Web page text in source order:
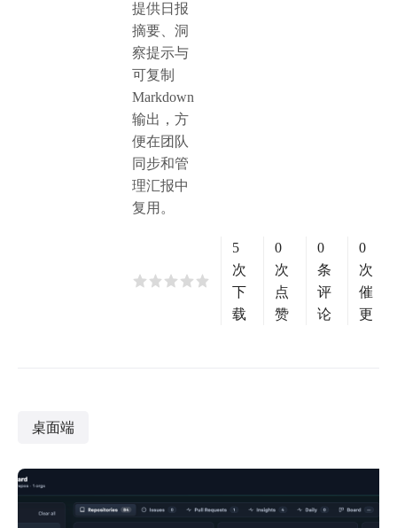
提供日报
摘要、洞
察提示与
可复制
Markdown
输出，方
便在团队
同步和管
理汇报中
复用。
5
次
下
载
0
次
点
赞
0
条
评
论
0
次
催
更
桌面端